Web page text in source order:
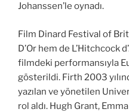
Johanssen’le oynadı.
Film Dinard Festival of
D’Or hem de L’Hitchcock
filmdeki performansıyla
gösterildi. Firth 2003
yazılan ve yönetilen
rol aldı. Hugh Grant,